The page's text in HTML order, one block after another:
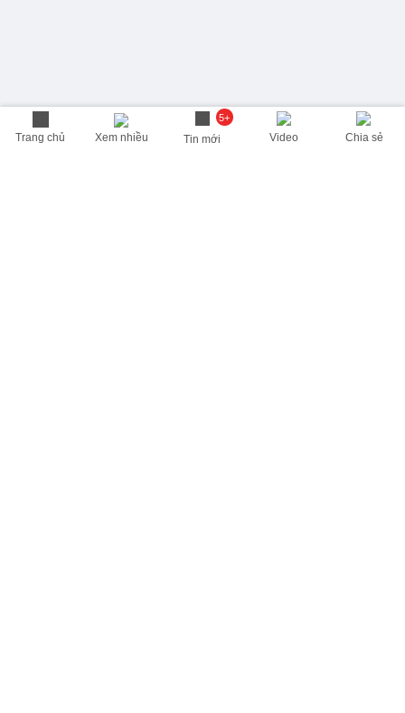
Trang chủ Xem nhiều
5+
Tin mới Video Chia sẻ